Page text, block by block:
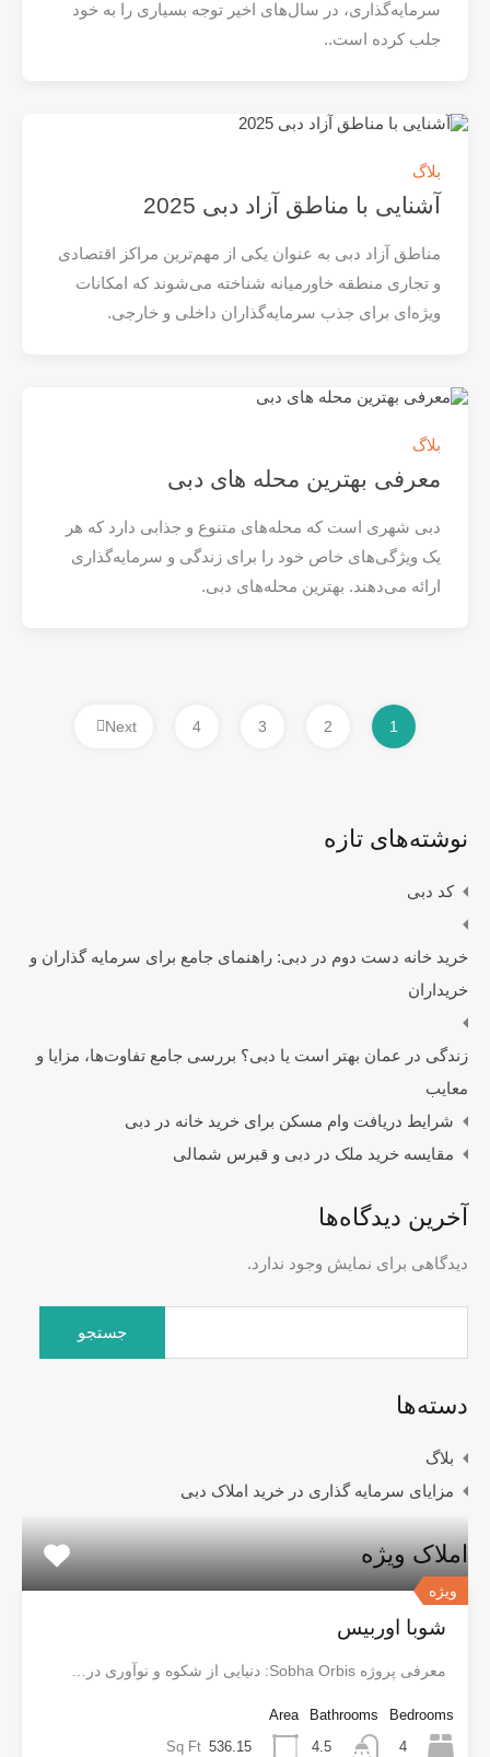
سرمایه‌گذاری، در سال‌های اخیر توجه بسیاری را به خود
جلب کرده است..
بلاگ
آشنایی با مناطق آزاد دبی 2025
مناطق آزاد دبی به عنوان یکی از مهم‌ترین مراکز اقتصادی
و تجاری منطقه خاورمیانه شناخته می‌شوند که امکانات
ویژه‌ای برای جذب سرمایه‌گذاران داخلی و خارجی.
بلاگ
معرفی بهترین محله ‌های دبی
دبی شهری است که محله‌های متنوع و جذابی دارد که هر
یک ویژگی‌های خاص خود را برای زندگی و سرمایه‌گذاری
ارائه می‌دهند. بهترین محله‌های دبی.
1
2
3
4
Next
نوشته‌های تازه
کد دبی
خرید خانه دست دوم در دبی: راهنمای جامع برای سرمایه‌ گذاران و
خریداران
زندگی در عمان بهتر است یا دبی؟ بررسی جامع تفاوت‌ها، مزایا و
معایب
شرایط دریافت وام مسکن برای خرید خانه در دبی
مقایسه خرید ملک در دبی و قبرس شمالی
آخرین دیدگاه‌ها
دیدگاهی برای نمایش وجود ندارد.
دسته‌ها
بلاگ
مزایای سرمایه گذاری در خرید املاک دبی
املاک ویژه
ویژه
شوبا اوربیس
معرفی پروژه Sobha Orbis: دنیایی از شکوه و نوآوری در…
Bedrooms
4
Bathrooms
4.5
Area
536.15
Sq Ft